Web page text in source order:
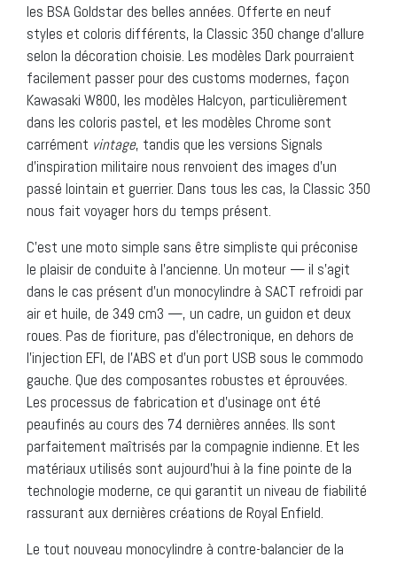
les BSA Goldstar des belles années. Offerte en neuf
styles et coloris différents, la Classic 350 change d’allure
selon la décoration choisie. Les modèles Dark pourraient
facilement passer pour des customs modernes, façon
Kawasaki W800, les modèles Halcyon, particulièrement
dans les coloris pastel, et les modèles Chrome sont
carrément vintage, tandis que les versions Signals
d’inspiration militaire nous renvoient des images d’un
passé lointain et guerrier. Dans tous les cas, la Classic 350
nous fait voyager hors du temps présent.
C’est une moto simple sans être simpliste qui préconise
le plaisir de conduite à l’ancienne. Un moteur — il s’agit
dans le cas présent d’un monocylindre à SACT refroidi par
air et huile, de 349 cm3 —, un cadre, un guidon et deux
roues. Pas de fioriture, pas d’électronique, en dehors de
l’injection EFI, de l’ABS et d’un port USB sous le commodo
gauche. Que des composantes robustes et éprouvées.
Les processus de fabrication et d’usinage ont été
peaufinés au cours des 74 dernières années. Ils sont
parfaitement maîtrisés par la compagnie indienne. Et les
matériaux utilisés sont aujourd’hui à la fine pointe de la
technologie moderne, ce qui garantit un niveau de fiabilité
rassurant aux dernières créations de Royal Enfield.
Le tout nouveau monocylindre à contre-balancier de la